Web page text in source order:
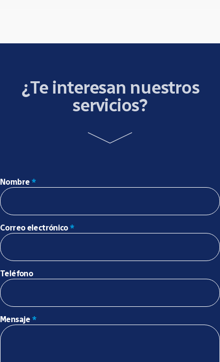
¿Te interesan nuestros
servicios?
Nombre *
Correo electrónico *
Teléfono
Mensaje *